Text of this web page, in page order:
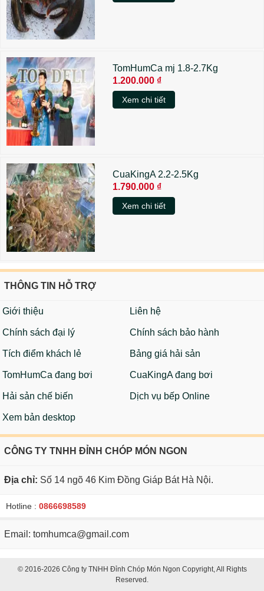
TomHumCa mj 1.8-2.7Kg
1.200.000 ₫
Xem chi tiết
CuaKingA 2.2-2.5Kg
1.790.000 ₫
Xem chi tiết
THÔNG TIN HỖ TRỢ
Giới thiệu Liên hệ
Chính sách đại lý Chính sách bảo hành
Tích điểm khách lẻ Bảng giá hải sản
TomHumCa đang bơi CuaKingA đang bơi
Hải sản chế biến Dịch vụ bếp Online
Xem bản desktop
CÔNG TY TNHH ĐỈNH CHÓP MÓN NGON
Địa chỉ: Số 14 ngõ 46 Kim Đồng Giáp Bát Hà Nội.
Hotline : 0866698589
Email: tomhumca@gmail.com
© 2016-2026 Công ty TNHH Đỉnh Chóp Món Ngon Copyright, All Rights
Reserved.